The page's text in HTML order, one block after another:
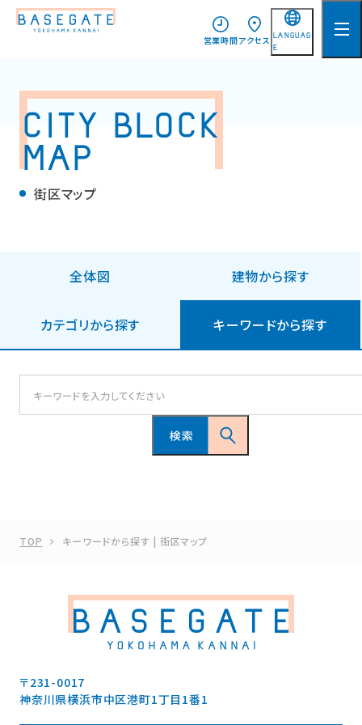
営業時間アクセス LANGUAG
E
CITY BLOCK
MAP
街区マップ
全体図 建物から探す
カテゴリから探す キーワードから探す
TOP キーワードから探す | 街区マップ
〒231-0017
神奈川県横浜市中区港町1丁目1番1